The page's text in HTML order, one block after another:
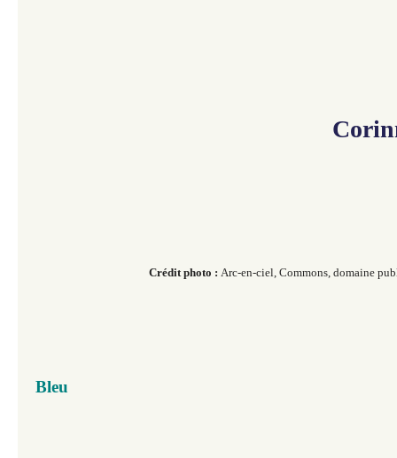
Crédit photo : Arc-en-ciel, Commons, domaine
Bleu